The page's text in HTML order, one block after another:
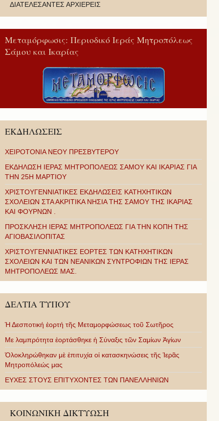
ΔΙΑΤΕΛΕΣΑΝΤΕΣ ΑΡΧΙΕΡΕΙΣ
Μεταμόρφωσις: Περιοδικό Ιεράς Μητροπόλεως
Σάμου και Ικαρίας
ΕΚΔΗΛΩΣΕΙΣ
ΧΕΙΡΟΤΟΝΙΑ ΝΕΟΥ ΠΡΕΣΒΥΤΕΡΟΥ
ΕΚΔΗΛΩΣΗ ΙΕΡΑΣ ΜΗΤΡΟΠΟΛΕΩΣ ΣΑΜΟΥ ΚΑΙ ΙΚΑΡΙΑΣ ΓΙΑ
ΤΗΝ 25Η ΜΑΡΤΙΟΥ
ΧΡΙΣΤΟΥΓΕΝΝΙΑΤΙΚΕΣ ΕΚΔΗΛΩΣΕΙΣ ΚΑΤΗΧΗΤΙΚΩΝ
ΣΧΟΛΕΙΩΝ ΣΤΑ ΑΚΡΙΤΙΚΑ ΝΗΣΙΑ ΤΗΣ ΣΑΜΟΥ ΤΗΣ ΙΚΑΡΙΑΣ
ΚΑΙ ΦΟΥΡΝΩΝ .
ΠΡΟΣΚΛΗΣΗ ΙΕΡΑΣ ΜΗΤΡΟΠΟΛΕΩΣ ΓΙΑ ΤΗΝ ΚΟΠΗ ΤΗΣ
ΑΓΙΟΒΑΣΙΛΟΠΙΤΑΣ
ΧΡΙΣΤΟΥΓΕΝΝΙΑΤΙΚΕΣ ΕΟΡΤΕΣ ΤΩΝ ΚΑΤΗΧΗΤΙΚΩΝ
ΣΧΟΛΕΙΩΝ ΚΑΙ ΤΩΝ ΝΕΑΝΙΚΩΝ ΣΥΝΤΡΟΦΙΩΝ ΤΗΣ ΙΕΡΑΣ
ΜΗΤΡΟΠΟΛΕΩΣ ΜΑΣ.
ΔΕΛΤΙΑ ΤΥΠΟΥ
Ἡ Δεσποτική ἑορτή τῆς Μεταμορφώσεως τοῦ Σωτῆρος
Με λαμπρότητα ἑορτάσθηκε ἡ Σύναξις τῶν Σαμίων Ἁγίων
Ὁλοκληρώθηκαν μὲ ἐπιτυχία οἱ κατασκηνώσεις τῆς Ἱερᾶς
Μητροπόλεώς μας
ΕΥΧΕΣ ΣΤΟΥΣ ΕΠΙΤΥΧΟΝΤΕΣ ΤΩΝ ΠΑΝΕΛΛΗΝΙΩΝ
ΚΟΙΝΩΝΙΚΗ ΔΙΚΤΥΩΣΗ